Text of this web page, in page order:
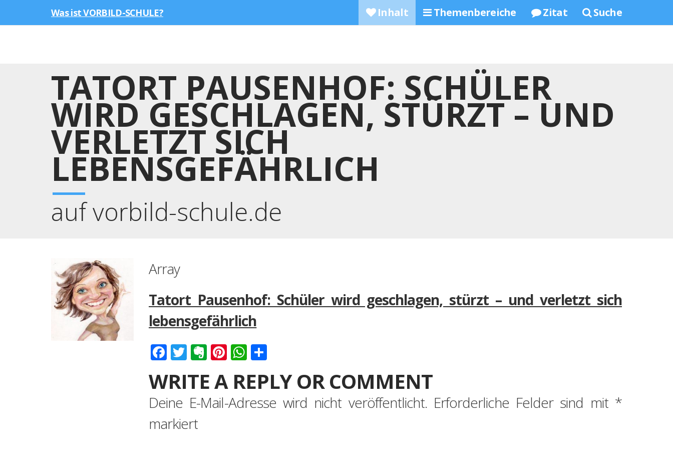
Was ist VORBILD-SCHULE? Inhalt Themenbereiche Zitat Suche
TATORT PAUSENHOF: SCHÜLER
WIRD GESCHLAGEN, STÜRZT – UND
VERLETZT SICH
LEBENSGEFÄHRLICH
auf vorbild-schule.de
Array
Tatort Pausenhof: Schüler wird geschlagen, stürzt – und verletzt sich
lebensgefährlich
Facebook
Twitter
Evernote
Pinterest
WhatsApp
WRITE A REPLY OR COMMENT
Deine E-Mail-Adresse wird nicht veröffentlicht. Erforderliche Felder sind mit *
markiert